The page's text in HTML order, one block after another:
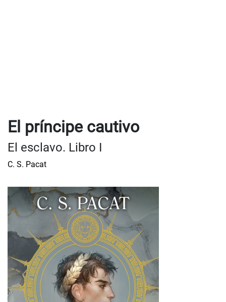
El príncipe cautivo
El esclavo. Libro I
C. S. Pacat